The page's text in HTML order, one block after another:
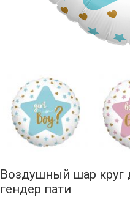
Воздушный шар круг
гендер пати